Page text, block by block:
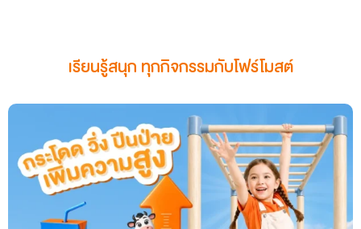
เรียนรู้สนุก ทุกกิจกรรมกับโฟร์โมสต์